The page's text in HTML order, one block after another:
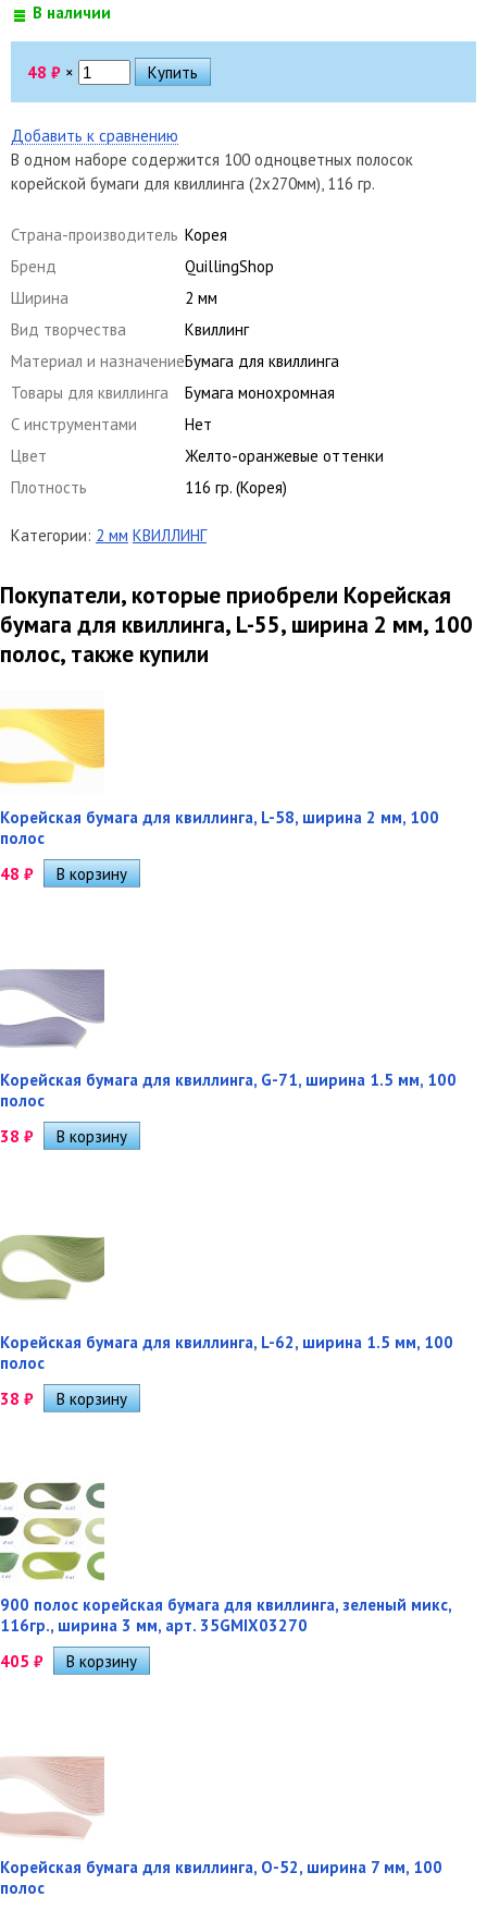
В наличии
48 ₽ ×
Добавить к сравнению
В одном наборе содержится 100 одноцветных полосок
корейской бумаги для квиллинга (2х270мм), 116 гр.
Страна-производитель Корея
Бренд
QuillingShop
Ширина
2 мм
Вид творчества
Квиллинг
Материал и назначениеБумага для квиллинга
Товары для квиллинга
Бумага монохромная
С инструментами
Нет
Цвет
Желто-оранжевые оттенки
Плотность
116 гр. (Корея)
Категории: 2 мм КВИЛЛИНГ
Покупатели, которые приобрели Корейская
бумага для квиллинга, L-55, ширина 2 мм, 100
полос, также купили
Корейская бумага для квиллинга, L-58, ширина 2 мм, 100
полос
48 ₽
Корейская бумага для квиллинга, G-71, ширина 1.5 мм, 100
полос
38 ₽
Корейская бумага для квиллинга, L-62, ширина 1.5 мм, 100
полос
38 ₽
900 полос корейская бумага для квиллинга, зеленый микс,
116гр., ширина 3 мм, арт. 35GMIX03270
405 ₽
Корейская бумага для квиллинга, O-52, ширина 7 мм, 100
полос